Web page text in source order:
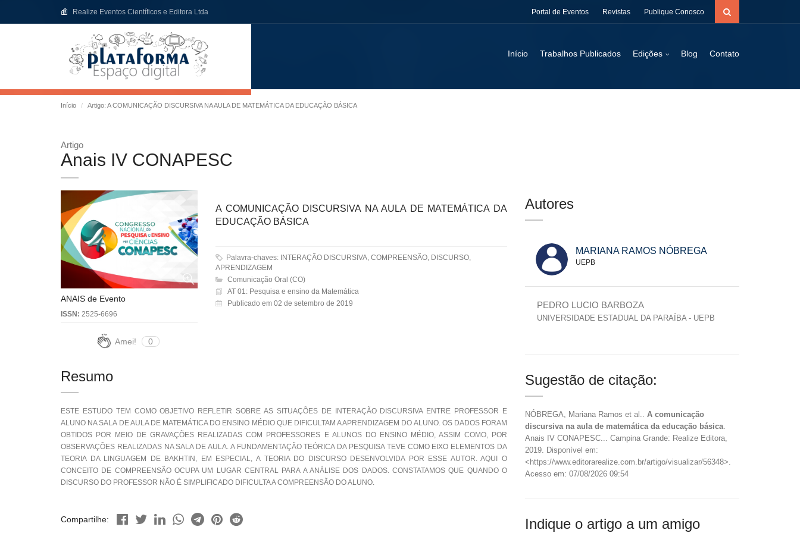
Realize Eventos Científicos e Editora Ltda Portal de Eventos Revistas Publique Conosco
Início Trabalhos Publicados Edições Blog Contato
Início Artigo: A COMUNICAÇÃO DISCURSIVA NA AULA DE MATEMÁTICA DA EDUCAÇÃO BÁSICA
Artigo
Anais IV CONAPESC
ANAIS de Evento
ISSN: 2525-6696
Amei! 0
A COMUNICAÇÃO DISCURSIVA NA AULA DE MATEMÁTICA DA
EDUCAÇÃO BÁSICA
Palavra-chaves: INTERAÇÃO DISCURSIVA, COMPREENSÃO, DISCURSO,
APRENDIZAGEM
Comunicação Oral (CO)
AT 01: Pesquisa e ensino da Matemática
Publicado em 02 de setembro de 2019
Resumo
ESTE ESTUDO TEM COMO OBJETIVO REFLETIR SOBRE AS SITUAÇÕES DE INTERAÇÃO DISCURSIVA ENTRE PROFESSOR E
ALUNO NA SALA DE AULA DE MATEMÁTICA DO ENSINO MÉDIO QUE DIFICULTAM A APRENDIZAGEM DO ALUNO. OS DADOS FORAM
OBTIDOS POR MEIO DE GRAVAÇÕES REALIZADAS COM PROFESSORES E ALUNOS DO ENSINO MÉDIO, ASSIM COMO, POR
OBSERVAÇÕES REALIZADAS NA SALA DE AULA. A FUNDAMENTAÇÃO TEÓRICA DA PESQUISA TEVE COMO EIXO ELEMENTOS DA
TEORIA DA LINGUAGEM DE BAKHTIN, EM ESPECIAL, A TEORIA DO DISCURSO DESENVOLVIDA POR ESSE AUTOR. AQUI O
CONCEITO DE COMPREENSÃO OCUPA UM LUGAR CENTRAL PARA A ANÁLISE DOS DADOS. CONSTATAMOS QUE QUANDO O
DISCURSO DO PROFESSOR NÃO É SIMPLIFICADO DIFICULTA A COMPREENSÃO DO ALUNO.
Compartilhe:
Autores
MARIANA RAMOS NÓBREGA
UEPB
PEDRO LUCIO BARBOZA
UNIVERSIDADE ESTADUAL DA PARAÍBA - UEPB
Sugestão de citação:
NÓBREGA, Mariana Ramos et al.. A comunicação
discursiva na aula de matemática da educação básica.
Anais IV CONAPESC... Campina Grande: Realize Editora,
2019. Disponível em:
<https://www.editorarealize.com.br/artigo/visualizar/56348>.
Acesso em: 07/08/2026 09:54
Indique o artigo a um amigo